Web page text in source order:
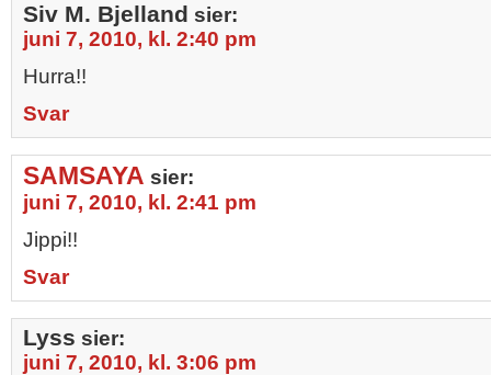
Siv M. Bjelland sier:
juni 7, 2010, kl. 2:40 pm
Hurra!!
Svar
SAMSAYA sier:
juni 7, 2010, kl. 2:41 pm
Jippi!!
Svar
Lyss sier:
juni 7, 2010, kl. 3:06 pm